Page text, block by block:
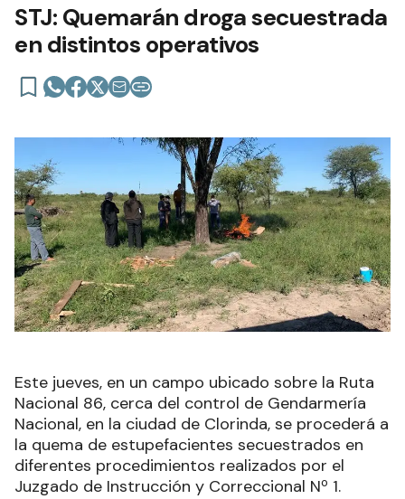
STJ: Quemarán droga secuestrada
en distintos operativos
Este jueves, en un campo ubicado sobre la Ruta
Nacional 86, cerca del control de Gendarmería
Nacional, en la ciudad de Clorinda, se procederá a
la quema de estupefacientes secuestrados en
diferentes procedimientos realizados por el
Juzgado de Instrucción y Correccional Nº 1.